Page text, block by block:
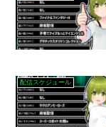
配信スケジュール